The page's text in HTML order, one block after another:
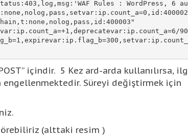
Rules :
içindir. 5 Kez ard-arda kullanılırsa,
engellenmektedir. Süreyi değiştirmek için
(alttaki resim )